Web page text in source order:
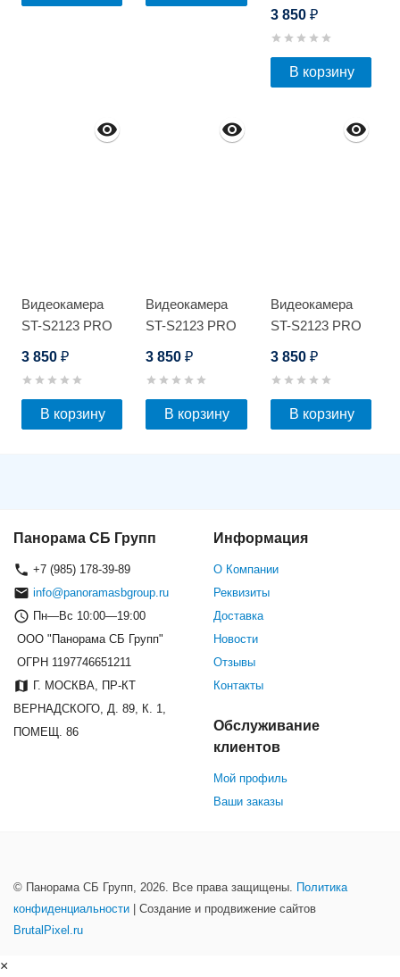
3 850 ₽
В корзину
Видеокамера
ST-S2123 PRO
3 850 ₽
В корзину
Видеокамера
ST-S2123 PRO
3 850₽
В корзину
Видеокамера
ST-S2123 PRO
3 850 ₽
В корзину
Панорама СБ Групп
+7 (985) 178-39-89
info@panoramasbgroup.ru
Пн—Вс 10:00—19:00
ООО "Панорама СБ Групп"
ОГРН 1197746651211
Г. МОСКВА, ПР-КТ
ВЕРНАДСКОГО, Д. 89, К. 1,
ПОМЕЩ. 86
Информация
О Компании
Реквизиты
Доставка
Новости
Отзывы
Контакты
Обслуживание
клиентов
Мой профиль
Ваши заказы
© Панорама СБ Групп, 2026. Все права защищены. Политика
конфиденциальности | Создание и продвижение сайтов
BrutalPixel.ru
×